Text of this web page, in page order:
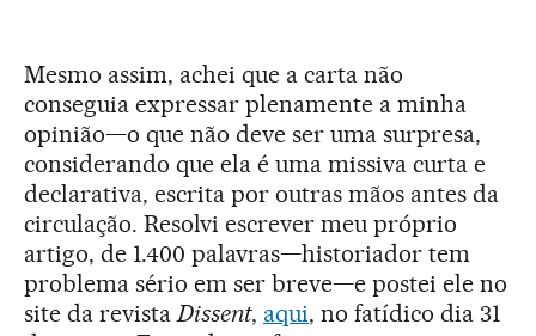
Mesmo assim, achei que a carta não
conseguia expressar plenamente a minha
opinião—o que não deve ser uma surpresa,
considerando que ela é uma missiva curta e
declarativa, escrita por outras mãos antes da
circulação. Resolvi escrever meu próprio
artigo, de 1.400 palavras—historiador tem
problema sério em ser breve—e postei ele no
site da revistaDissent, aqui, no fatídico dia 31